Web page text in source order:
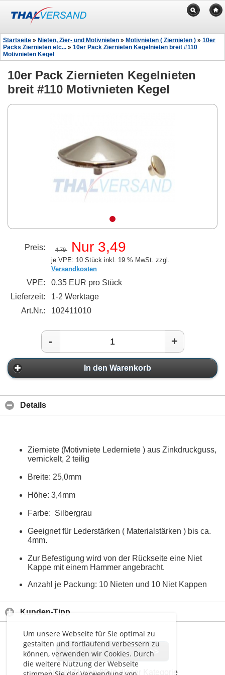
Um unsere Webseite für Sie optimal zu
gestalten und fortlaufend verbessern zu
können, verwenden wir Cookies. Durch
die weitere Nutzung der Webseite
Startseite » Nieten, Zier- und Motivnieten » Motivnieten ( Ziernieten ) » 10er
Packs Ziernieten etc... » 10er Pack Ziernieten Kegelnieten breit #110
Motivnieten Kegel
10er Pack Ziernieten Kegelnieten
breit #110 Motivnieten Kegel
Preis: 4,79 Nur 3,49
je VPE: 10 Stück inkl. 19 % MwSt. zzgl.
Versandkosten
VPE:
0,35 EUR pro Stück
Lieferzeit:
1-2 Werktage
Art.Nr.:
102411010
- +
In den Warenkorb
Details
Zierniete (Motivniete Lederniete ) aus Zinkdruckguss,
vernickelt, 2 teilig
Breite: 25,0mm
Höhe: 3,4mm
Farbe: Silbergrau
Geeignet für Lederstärken ( Materialstärken ) bis ca.
4mm.
Zur Befestigung wird von der Rückseite eine Niet
Kappe mit einem Hammer angebracht.
Anzahl je Packung: 10 Nieten und 10 Niet Kappen
Kunden-Tipp
<< < > >>
Artikel71 von 80in dieser Kategorie